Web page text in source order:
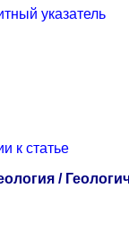
указатель
к статье
/